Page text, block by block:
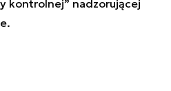
kontrolnej” nadzorującej